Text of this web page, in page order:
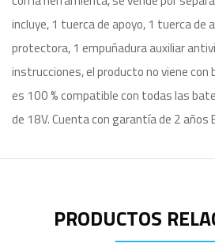
incluye, 1 tuerca de apoyo, 1 tuerca de
protectora, 1 empuñadura auxiliar
instrucciones, el producto no viene
es 100 % compatible con todas las
de 18V. Cuenta con garantía de 2 años
PRODUCTOS